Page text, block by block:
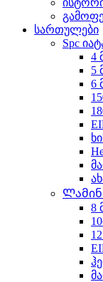
სართულები
Spc
4
5
6
8